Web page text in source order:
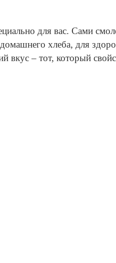
для вас. Сами
хлеба, для
вкус – тот, который